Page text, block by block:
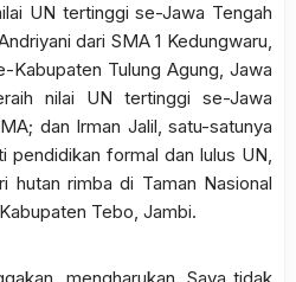
UN tertinggi se-Jawa Tengah
dari SMA 1 Kedungwaru,
Kabupaten Tulung Agung, Jawa
nilai UN tertinggi se-Jawa
dan Irman Jalil, satu-satunya
pendidikan formal dan lulus UN,
hutan rimba di Taman Nasional
Tebo, Jambi.